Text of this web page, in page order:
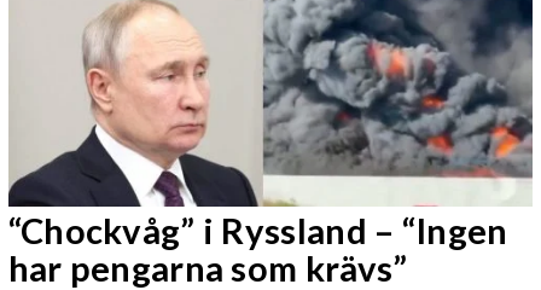
“Chockvåg” i Ryssland – “Ingen
har pengarna som krävs”